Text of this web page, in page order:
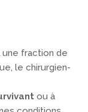
fraction de
le chirurgien-
ou à